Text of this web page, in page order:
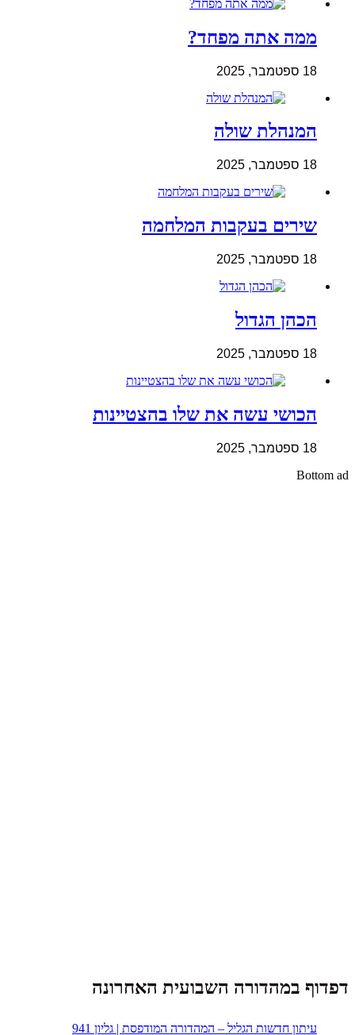
ממה אתה מפחד?
18 ספטמבר, 2025
המנהלת שולה
18 ספטמבר, 2025
שירים בעקבות המלחמה
18 ספטמבר, 2025
הכהן הגדול
18 ספטמבר, 2025
הכושי עשה את שלו בהצטיינות
18 ספטמבר, 2025
Bottom ad
דפדוף במהדורה השבועית האחרונה
עיתון חדשות הגליל – המהדורה המודפסת | גליון 941